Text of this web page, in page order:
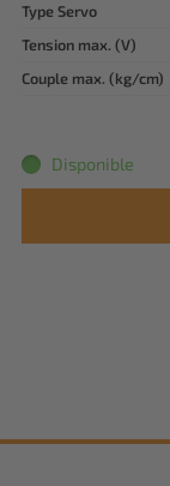
Type Servo
Tension max. (V)
Couple max. (kg/cm)
Disponible